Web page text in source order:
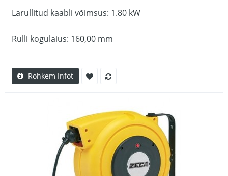
Larullitud kaabli võimsus: 1.80 kW
Rulli kogulaius: 160,00 mm
Rohkem Infot